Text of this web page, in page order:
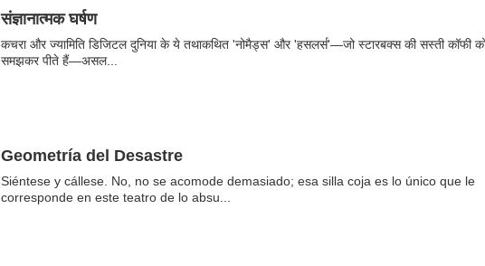
संज्ञानात्मक घर्षण
कचरा और ज्यामिति डिजिटल दुनिया के ये तथाकथित 'नोमैड्स' और 'हसलर्स'—जो स्टारबक्स की सस्ती कॉफी
समझकर पीते हैं—असल...
Geometría del Desastre
Siéntese y cállese. No, no se acomode demasiado; esa silla coja es lo único que le
corresponde en este teatro de lo absu...